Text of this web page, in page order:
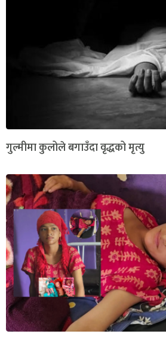
गुल्मीमा कुलोले बगाउँदा वृद्धको मृत्यु